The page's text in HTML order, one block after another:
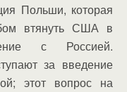
Польши, которая
втянуть США в
с Россией.
за введение
этот вопрос на